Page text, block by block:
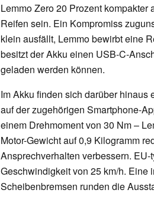
Lemmo Zero 20 Prozent
Reifen sein. Ein Kompromiss
klein ausfällt, Lemmo bewirbt eine
besitzt der Akku einen USB-C-
geladen werden können.
Im Akku finden sich darüber hinaus
auf der zugehörigen Smartphone-
einem Drehmoment von 30 Nm –
Motor-Gewicht auf 0,9 Kilogramm
Ansprechverhalten verbessern.
Geschwindigkeit von 25 km/h. Eine
Scheibenbremsen runden die